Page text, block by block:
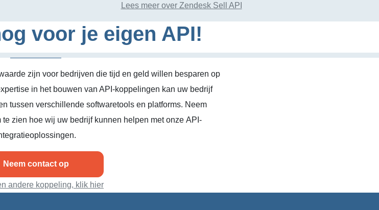
Lees meer over Zendesk Sell API
voor je eigen API!
zijn voor bedrijven die tijd en geld willen besparen op
in het bouwen van API-koppelingen kan uw bedrijf
tussen verschillende softwaretools en platforms. Neem
zien hoe wij uw bedrijf kunnen helpen met onze API-
Neem contact op
andere koppeling, klik hier